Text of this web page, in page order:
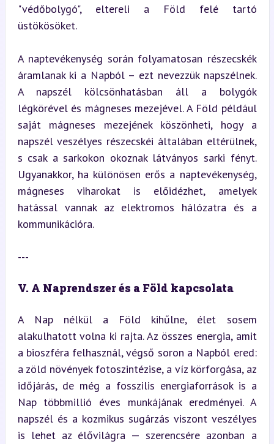
"védőbolygó", eltereli a Föld felé tartó
üstökösöket.
A naptevékenység során folyamatosan részecskék
áramlanak ki a Napból – ezt nevezzük napszélnek.
A napszél kölcsönhatásban áll a bolygók
légkörével és mágneses mezejével. A Föld például
saját mágneses mezejének köszönheti, hogy a
napszél veszélyes részecskéi általában eltérülnek,
s csak a sarkokon okoznak látványos sarki fényt.
Ugyanakkor, ha különösen erős a naptevékenység,
mágneses viharokat is előidézhet, amelyek
hatással vannak az elektromos hálózatra és a
kommunikációra.
---
V. A Naprendszer és a Föld kapcsolata
A Nap nélkül a Föld kihűlne, élet sosem
alakulhatott volna ki rajta. Az összes energia, amit
a bioszféra felhasznál, végső soron a Napból ered:
a zöld növények fotoszintézise, a víz körforgása, az
időjárás, de még a fosszilis energiaforrások is a
Nap többmillió éves munkájának eredményei. A
napszél és a kozmikus sugárzás viszont veszélyes
is lehet az élővilágra — szerencsére azonban a